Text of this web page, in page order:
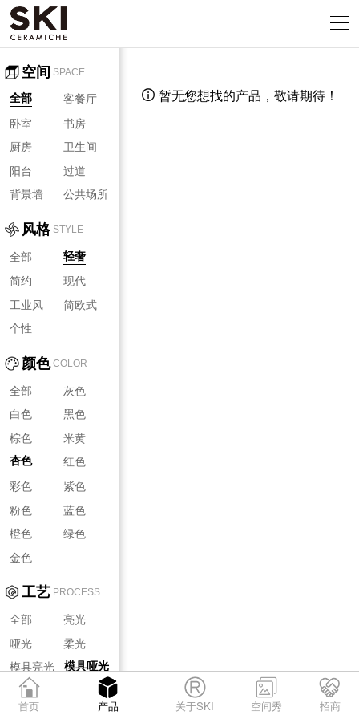
空间 SPACE
全部
客餐厅
卧室
书房
厨房
卫生间
阳台
过道
背景墙
公共场所
风格 STYLE
全部 轻奢
简约
现代
工业风
简欧式
个性
颜色 COLOR
全部
灰色
白色
黑色
棕色
米黄
杏色
红色
彩色
紫色
粉色
蓝色
橙色
绿色
金色
工艺 PROCESS
全部
亮光
哑光
柔光
模具亮光
模具哑光
模具柔光
 暂无您想找的产品，敬请期待！
首页 产品 关于SKI 空间秀 招商